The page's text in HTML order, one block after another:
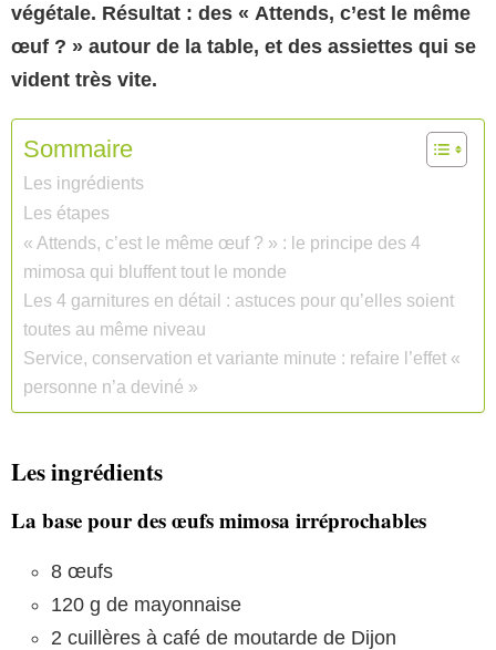
végétale. Résultat : des « Attends, c’est le même
œuf ? » autour de la table, et des assiettes qui se
vident très vite.
Sommaire
Les ingrédients
Les étapes
« Attends, c’est le même œuf ? » : le principe des 4
mimosa qui bluffent tout le monde
Les 4 garnitures en détail : astuces pour qu’elles soient
toutes au même niveau
Service, conservation et variante minute : refaire l’effet «
personne n’a deviné »
Les ingrédients
La base pour des œufs mimosa irréprochables
8 œufs
120 g de mayonnaise
2 cuillères à café de moutarde de Dijon